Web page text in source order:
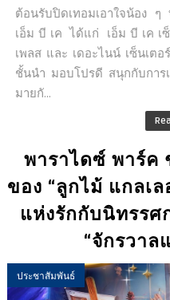
ต้อนรับปิดเทอมเอาใจน้อง ๆ
เอ็ม บี เค ได้แก่ เอ็ม บี เค เ
เพลส และ เดอะไนน์ เซ็นเต
ชั้นนำ มอบโปรดี สนุกกับกา
มายกั...
พาราไดซ์ พาร์ค
ของ “ลูกไม้ แกลเ
แห่งรักกับนิทรรศก
“จักรวาล
ประชาสัมพันธ์